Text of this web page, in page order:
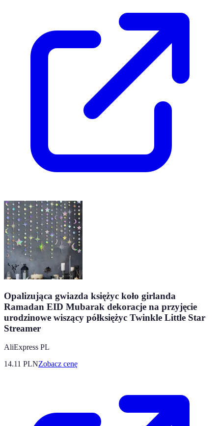
Opalizująca gwiazda księżyc koło girlanda
Ramadan EID Mubarak dekoracje na przyjęcie
urodzinowe wiszący półksiężyc Twinkle Little Star
Streamer
AliExpress PL
14.11 PLNZobacz cenę